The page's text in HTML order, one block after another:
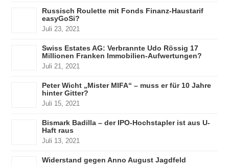
Russisch Roulette mit Fonds Finanz-Haustarif
easyGoSi?
Juli 23, 2021
Swiss Estates AG: Verbrannte Udo Rössig 17
Millionen Franken Immobilien-Aufwertungen?
Juli 21, 2021
Peter Wicht „Mister MIFA“ – muss er für 10 Jahre
hinter Gitter?
Juli 15, 2021
Bismark Badilla – der IPO-Hochstapler ist aus U-
Haft raus
Juli 13, 2021
Widerstand gegen Anno August Jagdfeld